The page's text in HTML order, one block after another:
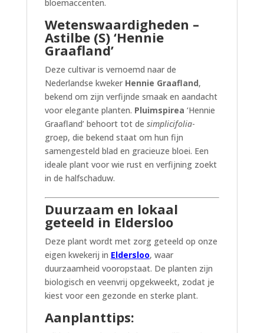
bloemaccenten.
Wetenswaardigheden –
Astilbe (S) ‘Hennie
Graafland’
Deze cultivar is vernoemd naar de
Nederlandse kweker Hennie Graafland,
bekend om zijn verfijnde smaak en aandacht
voor elegante planten. Pluimspirea ‘Hennie
Graafland’ behoort tot de simplicifolia-
groep, die bekend staat om hun fijn
samengesteld blad en gracieuze bloei. Een
ideale plant voor wie rust en verfijning zoekt
in de halfschaduw.
Duurzaam en lokaal
geteeld in Eldersloo
Deze plant wordt met zorg geteeld op onze
eigen kwekerij in Eldersloo, waar
duurzaamheid vooropstaat. De planten zijn
biologisch en veenvrij opgekweekt, zodat je
kiest voor een gezonde en sterke plant.
Aanplanttips: